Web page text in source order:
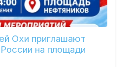
Охи приглашают
на площади